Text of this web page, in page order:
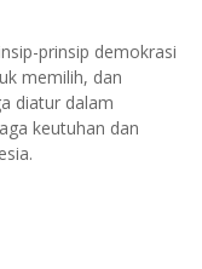
prinsip demokrasi
memilih, dan
diatur dalam
keutuhan dan